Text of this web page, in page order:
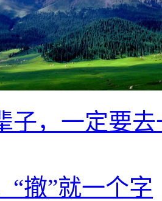
子，一定要
“撤”就一个字